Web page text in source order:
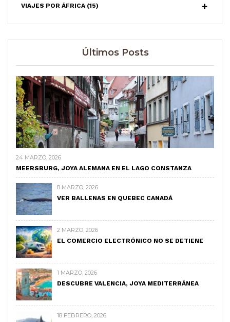
VIAJES POR ÁFRICA (15)
Últimos Posts
24 MARZO, 2026
MEERSBURG, JOYA ALEMANA EN EL LAGO CONSTANZA
8 MARZO, 2026
VER BALLENAS EN QUEBEC CANADÁ
2 MARZO, 2026
EL COMERCIO ELECTRÓNICO NO SE DETIENE
1 MARZO, 2026
DESCUBRE VALENCIA, JOYA MEDITERRÁNEA
18 FEBRERO, 2026